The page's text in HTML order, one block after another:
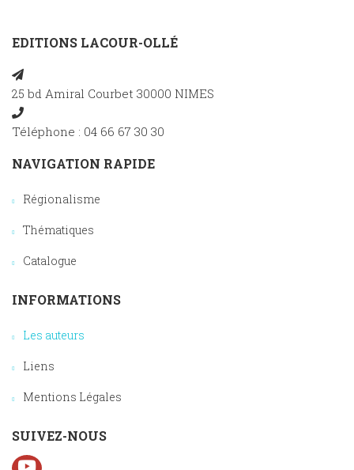
EDITIONS LACOUR-OLLÉ
25 bd Amiral Courbet 30000 NIMES
Téléphone : 04 66 67 30 30
NAVIGATION RAPIDE
Régionalisme
Thématiques
Catalogue
INFORMATIONS
Les auteurs
Liens
Mentions Légales
SUIVEZ-NOUS